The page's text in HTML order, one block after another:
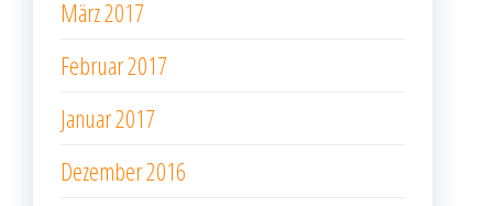
März 2017
Februar 2017
Januar 2017
Dezember 2016